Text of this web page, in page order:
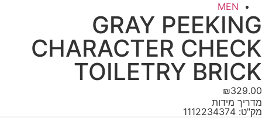
MEN
GRAY PEEKING
CHARACTER CHECK
TOILETRY BRICK
₪329.00
מדריך מידות
מק"ט: 1112234374